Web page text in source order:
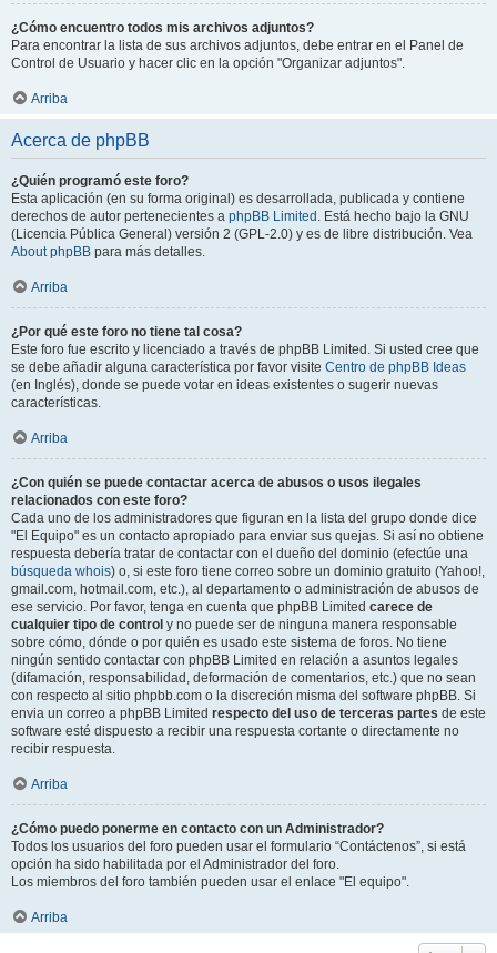
¿Cómo encuentro todos mis archivos adjuntos?
Para encontrar la lista de sus archivos adjuntos, debe entrar en el Panel de
Control de Usuario y hacer clic en la opción "Organizar adjuntos".
Arriba
Acerca de phpBB
¿Quién programó este foro?
Esta aplicación (en su forma original) es desarrollada, publicada y contiene
derechos de autor pertenecientes a phpBB Limited . Está hecho bajo la GNU
(Licencia Pública General) versión 2 (GPL-2.0) y es de libre distribución. Vea
About phpBB para más detalles.
Arriba
¿Por qué este foro no tiene tal cosa?
Este foro fue escrito y licenciado a través de phpBB Limited. Si usted cree que
se debe añadir alguna característica por favor visite Centro de phpBB Ideas
(en Inglés), donde se puede votar en ideas existentes o sugerir nuevas
características.
Arriba
¿Con quién se puede contactar acerca de abusos o usos ilegales
relacionados con este foro?
Cada uno de los administradores que figuran en la lista del grupo donde dice
"El Equipo" es un contacto apropiado para enviar sus quejas. Si así no obtiene
respuesta debería tratar de contactar con el dueño del dominio (efectúe una
búsqueda whois) o, si este foro tiene correo sobre un dominio gratuito (Yahoo!,
gmail.com, hotmail.com, etc.), al departamento o administración de abusos de
ese servicio. Por favor, tenga en cuenta que phpBB Limited carece de
cualquier tipo de control y no puede ser de ninguna manera responsable
sobre cómo, dónde o por quién es usado este sistema de foros. No tiene
ningún sentido contactar con phpBB Limited en relación a asuntos legales
(difamación, responsabilidad, deformación de comentarios, etc.) que no sean
con respecto al sitio phpbb.com o la discreción misma del software phpBB. Si
envia un correo a phpBB Limited respecto del uso de terceras partes de este
software esté dispuesto a recibir una respuesta cortante o directamente no
recibir respuesta.
Arriba
¿Cómo puedo ponerme en contacto con un Administrador?
Todos los usuarios del foro pueden usar el formulario “Contáctenos”, si está
opción ha sido habilitada por el Administrador del foro.
Los miembros del foro también pueden usar el enlace "El equipo".
Arriba